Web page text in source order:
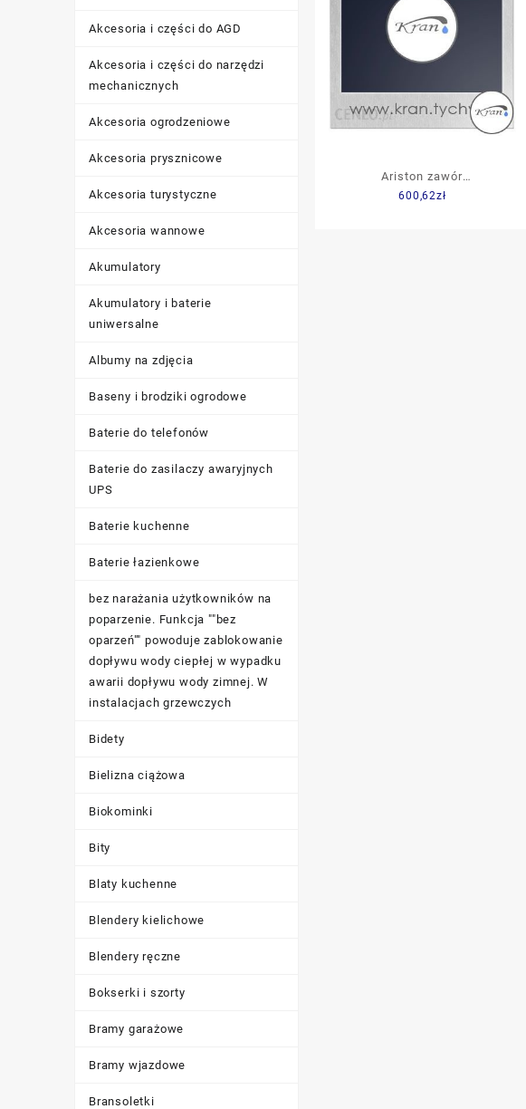
Akcesoria i części do AGD
Akcesoria i części do narzędzi
mechanicznych
Akcesoria ogrodzeniowe
Akcesoria prysznicowe
Akcesoria turystyczne
Akcesoria wannowe
Akumulatory
Akumulatory i baterie
uniwersalne
Albumy na zdjęcia
Baseny i brodziki ogrodowe
Baterie do telefonów
Baterie do zasilaczy awaryjnych
UPS
Baterie kuchenne
Baterie łazienkowe
bez narażania użytkowników na
poparzenie. Funkcja ""bez
oparzeń"" powoduje zablokowanie
dopływu wody ciepłej w wypadku
awarii dopływu wody zimnej. W
instalacjach grzewczych
Bidety
Bielizna ciążowa
Biokominki
Bity
Blaty kuchenne
Blendery kielichowe
Blendery ręczne
Bokserki i szorty
Bramy garażowe
Bramy wjazdowe
Bransoletki
Ariston zawór
bezpieczeństwa 85-100 kW
600,62zł